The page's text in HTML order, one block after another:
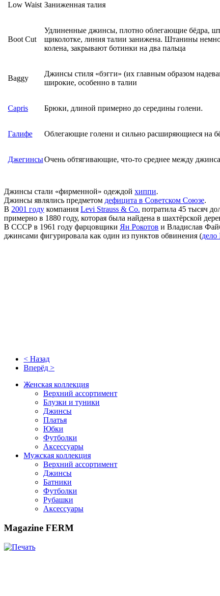
Low Waist Заниженная талия
Boot Cut
Удлиненные джинсы, плотно облегающие бёдра,
щиколотке, линия талии занижена. Штанины
колена, закрывают ботинки на два пальца
Baggy
Джинсы стиля «бэгги» (их главным образом
широкие, особенно в талии
Capris Брюки, длиной примерно до середины голени.
Галифе Облегающие голени и сильно расширяющиеся на
ДжегинсыОчень обтягивающие, что-то среднее между
Джинсы стали «фирменной» одеждой хиппи.
Джинсы являлись предметом дефицита в Советском Союзе.
В 2001 году компания Levi Strauss & Co. потратила 45 тысяч
примерно в 1880 году, которая была найдена в шахтёрской
В СССР в 1961 году фарцовщики Ян Рокотов и Владислав
джинсами фигурировала как один из пунктов обвинения (
< Назад
Вперёд >
Женская коллекция
Верхний ассортимент
Блузки и туники
Джинсы
Платья
Юбки
Футболки
Аксессуары
Мужская коллекция
Верхний ассортимент
Джинсы
Батники
Футболки
Рубашки
Аксессуары
Magazine FERM